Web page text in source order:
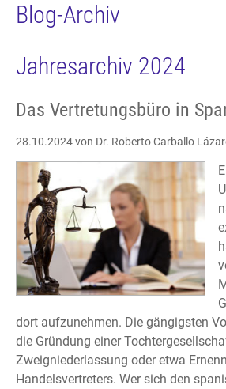
Blog-Archiv
Jahresarchiv 2024
Das Vertretungsbüro in
28.10.2024von Dr. Roberto Carballo
dort aufzunehmen. Die gängigsten
die Gründung einer
Zweigniederlassung oder etwa
Handelsvertreters. Wer sich den